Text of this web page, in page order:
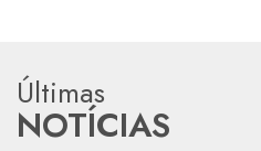
Últimas
NOTÍCIAS